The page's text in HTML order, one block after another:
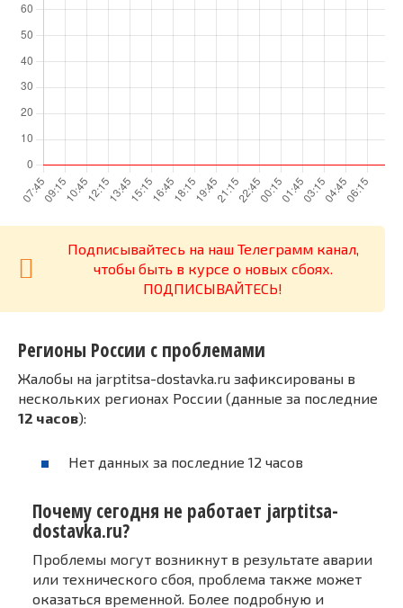
Подписывайтесь на наш Телеграмм канал,
чтобы быть в курсе о новых сбоях.
ПОДПИСЫВАЙТЕСЬ!
Регионы России с проблемами
Жалобы на jarptitsa-dostavka.ru зафиксированы в
нескольких регионах России (данные за последние
12 часов):
Нет данных за последние 12 часов
Почему сегодня не работает jarptitsa-
dostavka.ru?
Проблемы могут возникнут в результате аварии
или технического сбоя, проблема также может
оказаться временной. Более подробную и